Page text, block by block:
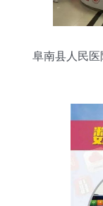
阜南县人民